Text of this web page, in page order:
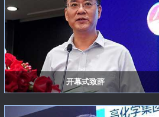
中信期货有限公司
绍兴九洲化纤有限公司
迪卡侬
厦门建发轻工有限公司
福建百宏石化有限公司
丸红（上海）有限公司
开幕式致辞